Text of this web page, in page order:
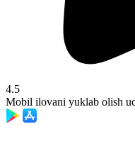
4.5
Mobil ilovani yuklab olish